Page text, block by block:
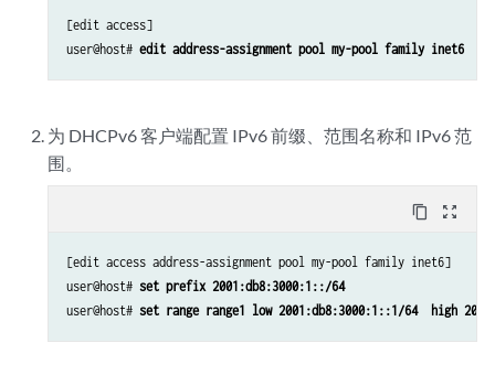
[edit access]
user@host# edit address-assignment pool my-pool family inet6
为 DHCPv6 客户端配置 IPv6 前缀、范围名称和 IPv6 范
围。
content_copy zoom_out_map
[edit access address-assignment pool my-pool family inet6]
user@host# set prefix 2001:db8:3000:1::/64
user@host# set range range1 low 2001:db8:3000:1::1/64  high